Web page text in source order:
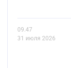
09.47
31 июля 2026